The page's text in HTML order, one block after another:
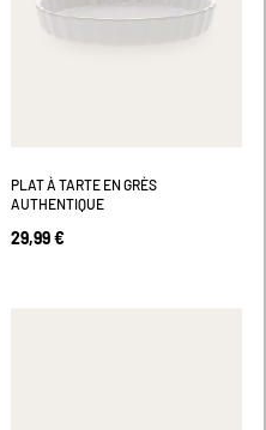
PLAT À TARTE EN GRÈS
AUTHENTIQUE
29,99 €